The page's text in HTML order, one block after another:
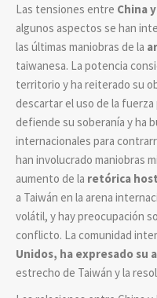
Las tensiones entre China
algunos aspectos se han
las últimas maniobras de la
taiwanesa. La potencia
territorio y ha reiterado su
descartar el uso de la
defiende su soberanía y ha
internacionales para
han involucrado maniobras
aumento de la retórica
a Taiwán en la arena
volátil, y hay preocupación
conflicto. La comunidad
Unidos, ha expresado su
estrecho de Taiwán y la